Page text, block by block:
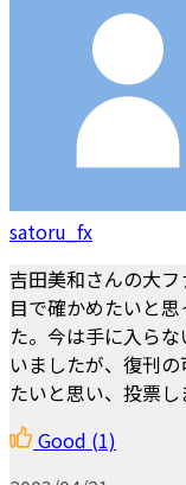
satoru_fx
吉田美和さんの大
目で確かめたいと
た。今は手に入ら
いましたが、復刊
たいと思い、投票し
Good (1)